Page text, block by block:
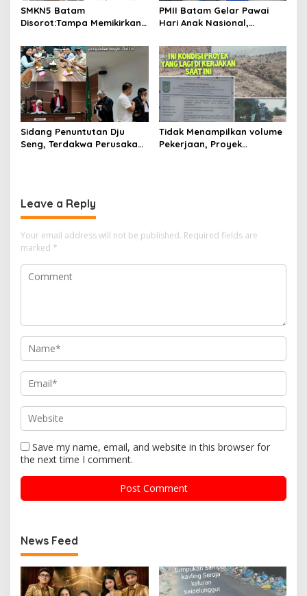
SMKN5 Batam
Disorot:Tampa Memikirkan
Lingkungan, Gubernur
Kepri, Ansar Ahmad
Komersilkan Lahan Sekolah
Untuk Pendirian Tower
PMII Batam Gelar Pawai
Hari Anak Nasional,
untuk Pemko dan DPRD
Kota Batam
Sidang Penuntutan Dju
Seng, Terdakwa Perusakan
Tidak Menampilkan volume
Pekerjaan, Proyek
Leave a Reply
Your email address will not be published. Required fields are
marked *
Save my name, email, and website in this browser for
the next time I comment.
News Feed